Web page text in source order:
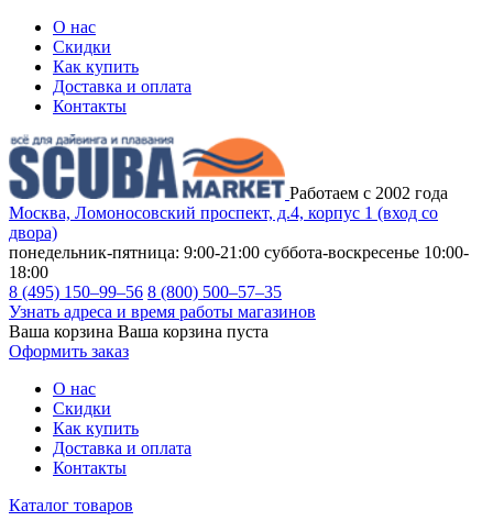
О нас
Скидки
Как купить
Доставка и оплата
Контакты
Работаем с 2002 года
Москва, Ломоносовский проспект, д.4, корпус 1 (вход со
двора)
понедельник-пятница: 9:00-21:00 суббота-воскресенье 10:00-
18:00
8 (495) 150–99–56 8 (800) 500–57–35
Узнать адреса и время работы магазинов
Ваша корзина Ваша корзина пуста
Оформить заказ
О нас
Скидки
Как купить
Доставка и оплата
Контакты
Каталог товаров